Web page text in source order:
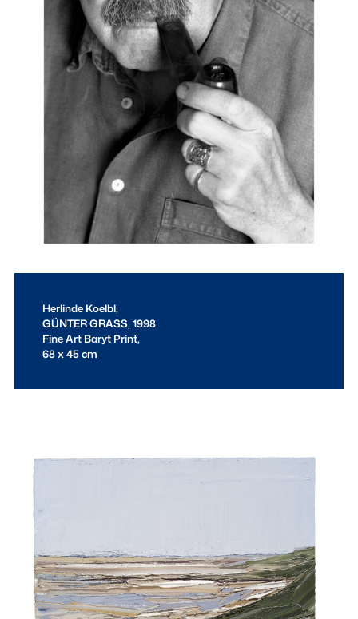
Herlinde Koelbl,
GÜNTER GRASS, 1998
Fine Art Baryt Print,
68 x 45 cm